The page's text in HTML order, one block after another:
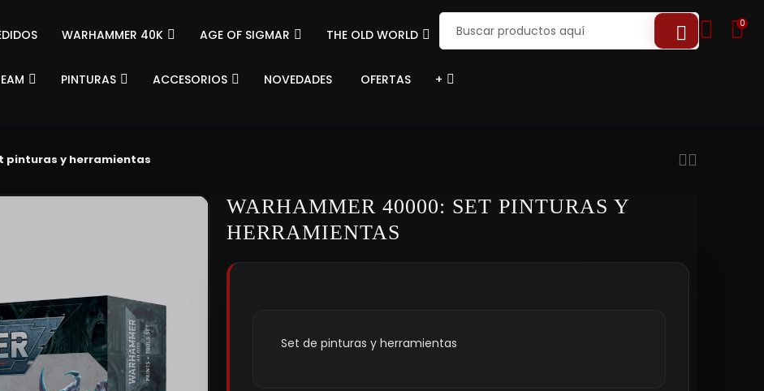
WARHAMMER 40K AGE OF SIGMAR THE OLD WORLD
PINTURAS ACCESORIOS NOVEDADES OFERTAS +
0
pinturas y herramientas
WARHAMMER 40000: SET PINTURAS Y
HERRAMIENTAS
Set de pinturas y herramientas